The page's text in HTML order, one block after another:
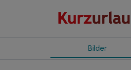
Bilder